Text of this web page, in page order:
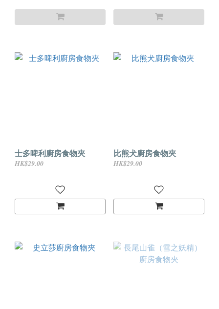
士多啤利廚房食物夾
HK$29.00
比熊犬廚房食物夾
HK$29.00